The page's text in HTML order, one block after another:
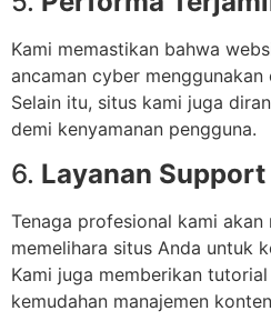
Kami memastikan bahwa
ancaman cyber menggunakan
Selain itu, situs kami juga
demi kenyamanan pengguna.
6. Layanan
Tenaga profesional kami
memelihara situs Anda untuk
Kami juga memberikan
kemudahan manajemen